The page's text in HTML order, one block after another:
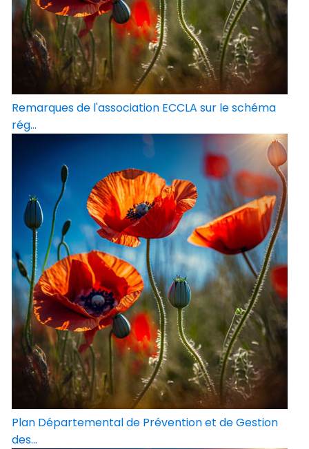
Remarques de l'association ECCLA sur le schéma
rég...
Plan Départemental de Prévention et de Gestion
des...